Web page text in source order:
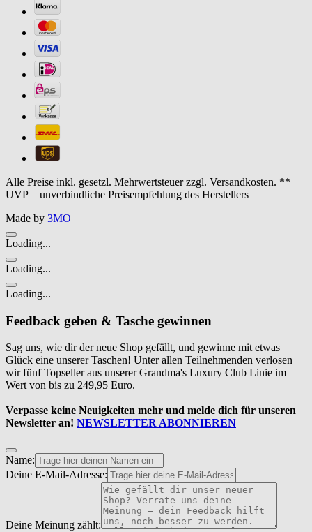
Alle Preise inkl. gesetzl. Mehrwertsteuer zzgl. Versandkosten. **
UVP = unverbindliche Preisempfehlung des Herstellers
Made by 3MO
Loading...
Loading...
Loading...
Feedback geben & Tasche gewinnen
Sag uns, wie dir der neue Shop gefällt, und gewinne mit etwas
Glück eine unserer Taschen! Unter allen Teilnehmenden verlosen
wir fünf Topseller aus unserer Grandma's Luxury Club Linie im
Wert von bis zu 249,95 Euro.
Verpasse keine Neuigkeiten mehr und melde dich für unseren
Newsletter an! NEWSLETTER ABONNIEREN
Name:
Deine E-Mail-Adresse:
Deine Meinung zählt: